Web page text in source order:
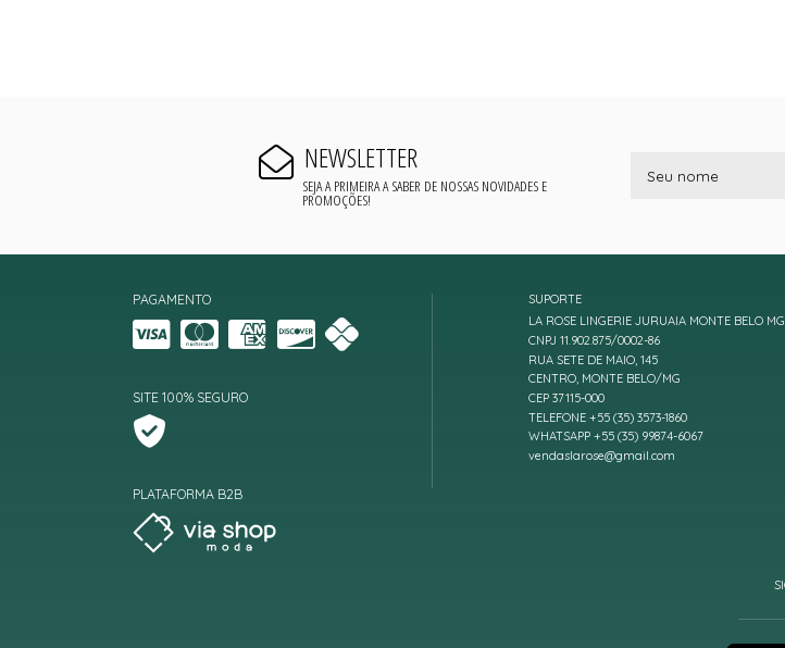
NEWSLETTER
SEJA A PRIMEIRA A SABER DE NOSSAS NOVIDADES E
PROMOÇÕES!
PAGAMENTO
SITE 100% SEGURO
PLATAFORMA B2B
SUPORTE
LA ROSE LINGERIE JURUAIA MONTE BELO MG
CNPJ 11.902.875/0002-86
RUA SETE DE MAIO, 145
CENTRO, MONTE BELO/MG
CEP 37115-000
TELEFONE +55 (35) 3573-1860
WHATSAPP +55 (35) 99874-6067
vendaslarose@gmail.com